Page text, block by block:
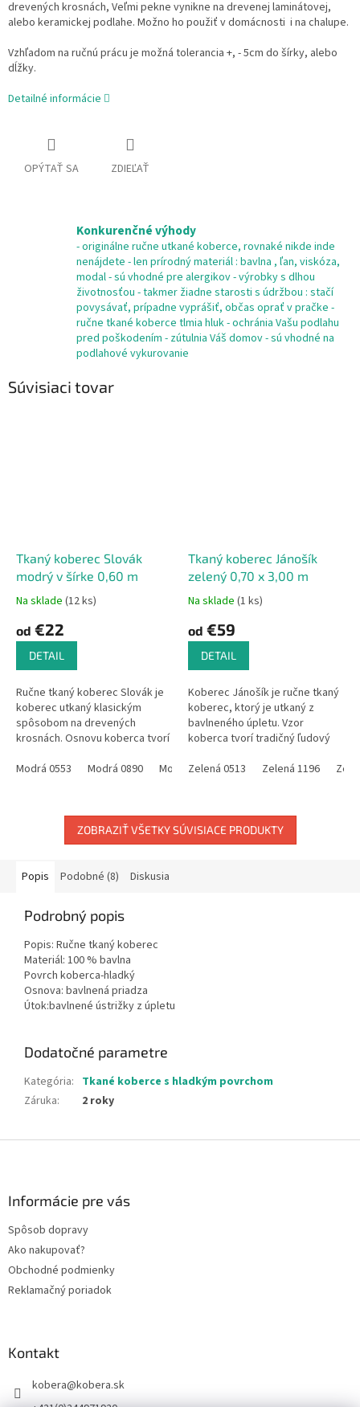
drevených krosnách, Veľmi pekne vynikne na drevenej laminátovej,
alebo keramickej podlahe. Možno ho použiť v domácnosti i na chalupe.
Vzhľadom na ručnú prácu je možná tolerancia +, - 5cm do šírky, alebo
dĺžky.
Detailné informácie
OPÝTAŤ SA ZDIEĽAŤ
Konkurenčné výhody
- originálne ručne utkané koberce, rovnaké nikde inde
nenájdete - len prírodný materiál : bavlna , ľan, viskóza,
modal - sú vhodné pre alergikov - výrobky s dlhou
životnosťou - takmer žiadne starosti s údržbou : stačí
povysávať, prípadne vyprášiť, občas oprať v pračke -
ručne tkané koberce tlmia hluk - ochránia Vašu podlahu
pred poškodením - zútulnia Váš domov - sú vhodné na
podlahové vykurovanie
Súvisiaci tovar
Tkaný koberec Slovák
modrý v šírke 0,60 m
Na sklade (12 ks)
od €22
DETAIL
Ručne tkaný koberec Slovák je
koberec utkaný klasickým
spôsobom na drevených
krosnách. Osnovu koberca tvorí
útku (materiál, ktorý sa používa
Modrá 0553 Modrá 0890 Modrá 0888 Modrá 0891 Modrá 0879
Tkaný koberec Jánošík
zelený 0,70 x 3,00 m
Na sklade (1 ks)
od €59
DETAIL
Koberec Jánošík je ručne tkaný
koberec, ktorý je utkaný z
bavlneného úpletu. Vzor
koberca tvorí tradičný ľudový
celom Slovensku ,vtedy slúžil
Zelená 0513 Zelená 1196
ZOBRAZIŤ VŠETKY SÚVISIACE PRODUKTY
Popis Podobné (8) Diskusia
Podrobný popis
Popis: Ručne tkaný koberec
Materiál: 100 % bavlna
Povrch koberca-hladký
Osnova: bavlnená priadza
Útok:bavlnené ústrižky z úpletu
Dodatočné parametre
Kategória: Tkané koberce s hladkým povrchom
Záruka: 2 roky
Informácie pre vás
Spôsob dopravy
Ako nakupovať?
Obchodné podmienky
Reklamačný poriadok
Kontakt
kobera@kobera.sk